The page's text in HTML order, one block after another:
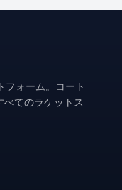
フォーム。コート
てのラケットス